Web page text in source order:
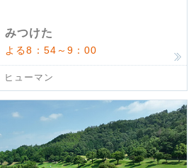
みつけた
よる8：54～9：00
ヒューマン